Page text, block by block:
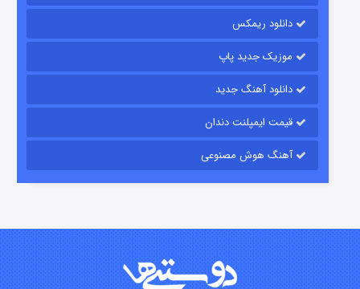
قسمت۱۵ (دوبله) منتشر شد
دانلود ریمکس
موزیک جدید پاپ
دانلود آهنگ جدید
قیمت ایمپلنت دندان
آهنگ هوش مصنوعی